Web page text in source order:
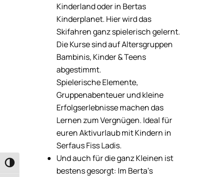
Umschalten auf hohe Kontraste
Kinderland oder in Bertas
Kinderplanet. Hier wird das
Skifahren ganz spielerisch gelernt.
Die Kurse sind auf Altersgruppen
Bambinis, Kinder & Teens
abgestimmt.
Spielerische Elemente,
Gruppenabenteuer und kleine
Erfolgserlebnisse machen das
Lernen zum Vergnügen. Ideal für
euren Aktivurlaub mit Kindern in
Serfaus Fiss Ladis.
Und auch für die ganz Kleinen ist
bestens gesorgt: Im Berta’s